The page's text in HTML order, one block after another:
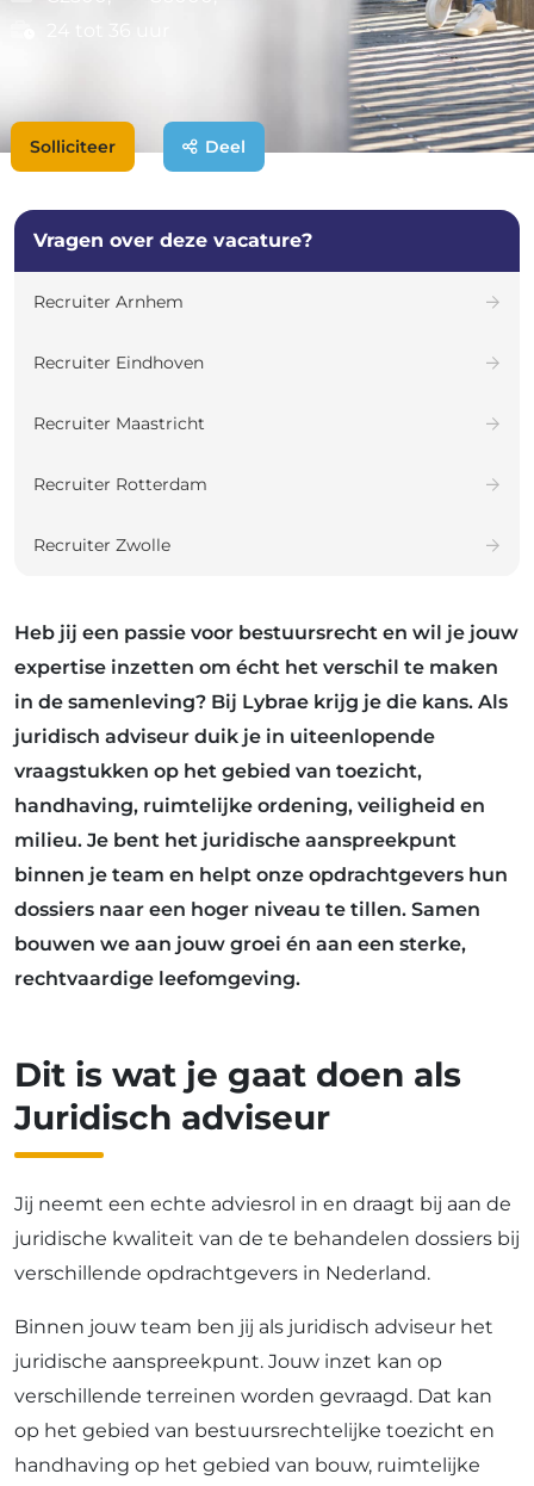
Solliciteer Deel
Vragen over deze vacature?
Recruiter Arnhem
Recruiter Eindhoven
Recruiter Maastricht
Recruiter Rotterdam
Recruiter Zwolle
Heb jij een passie voor bestuursrecht en wil je jouw
expertise inzetten om écht het verschil te maken
in de samenleving? Bij Lybrae krijg je die kans. Als
juridisch adviseur duik je in uiteenlopende
vraagstukken op het gebied van toezicht,
handhaving, ruimtelijke ordening, veiligheid en
milieu. Je bent het juridische aanspreekpunt
binnen je team en helpt onze opdrachtgevers hun
dossiers naar een hoger niveau te tillen. Samen
bouwen we aan jouw groei én aan een sterke,
rechtvaardige leefomgeving.
Dit is wat je gaat doen als
Juridisch adviseur
Jij neemt een echte adviesrol in en draagt bij aan de
juridische kwaliteit van de te behandelen dossiers bij
verschillende opdrachtgevers in Nederland.
Binnen jouw team ben jij als juridisch adviseur het
juridische aanspreekpunt. Jouw inzet kan op
verschillende terreinen worden gevraagd. Dat kan
op het gebied van bestuursrechtelijke toezicht en
handhaving op het gebied van bouw, ruimtelijke